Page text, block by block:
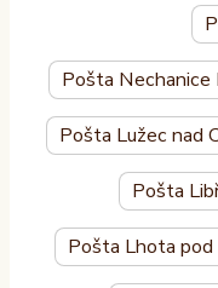
Pošta Nechanice
Pošta Lužec nad
Pošta
Pošta Lhota pod